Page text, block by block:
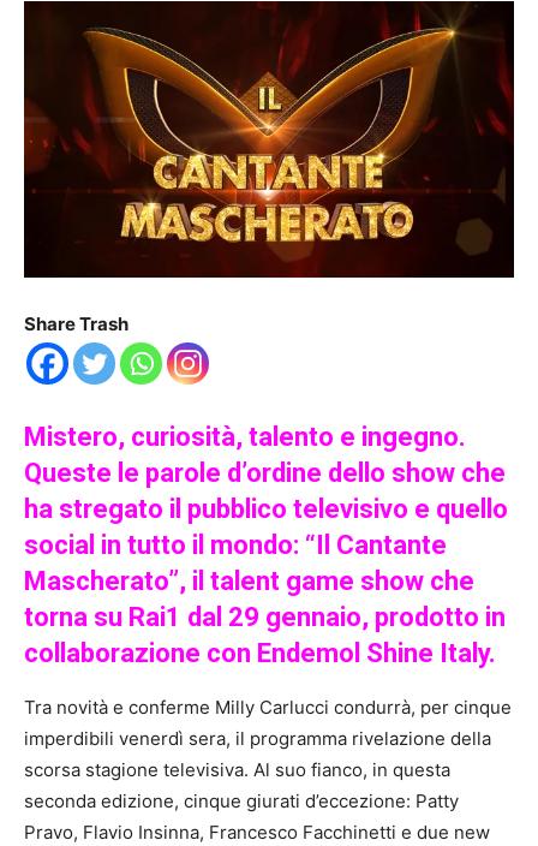
Share Trash
Mistero, curiosità, talento e ingegno.
Queste le parole d’ordine dello show che
ha stregato il pubblico televisivo e quello
social in tutto il mondo: “Il Cantante
Mascherato”, il talent game show che
torna su Rai1 dal 29 gennaio, prodotto in
collaborazione con Endemol Shine Italy.
Tra novità e conferme Milly Carlucci condurrà, per cinque
imperdibili venerdì sera, il programma rivelazione della
scorsa stagione televisiva. Al suo fianco, in questa
seconda edizione, cinque giurati d’eccezione: Patty
Pravo, Flavio Insinna, Francesco Facchinetti e due new